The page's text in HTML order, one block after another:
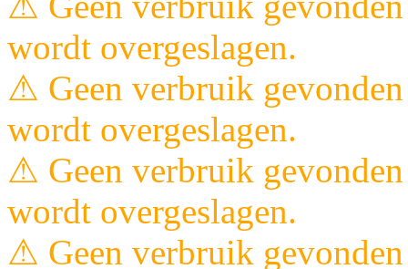
wordt overgeslagen.
⚠ Geen verbruik
wordt overgeslagen.
⚠ Geen verbruik
wordt overgeslagen.
⚠ Geen verbruik